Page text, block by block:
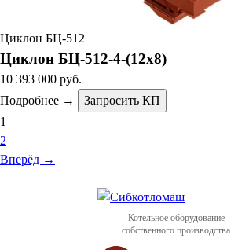
Циклон БЦ-512
Циклон БЦ-512-4-(12х8)
10 393 000 руб.
Подробнее →
Запросить КП
1
2
Вперёд →
Котельное оборудование
собственного производства